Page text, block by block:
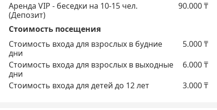
Аренда VIP - беседки на 10-15 чел.
(Депозит)
90.000₸
Стоимость посещения
Стоимость входа для взрослых в будние
дни
5.000₸
Стоимость входа для взрослых в выходные
дни
6.000₸
Стоимость входа для детей до 12 лет
3.000₸